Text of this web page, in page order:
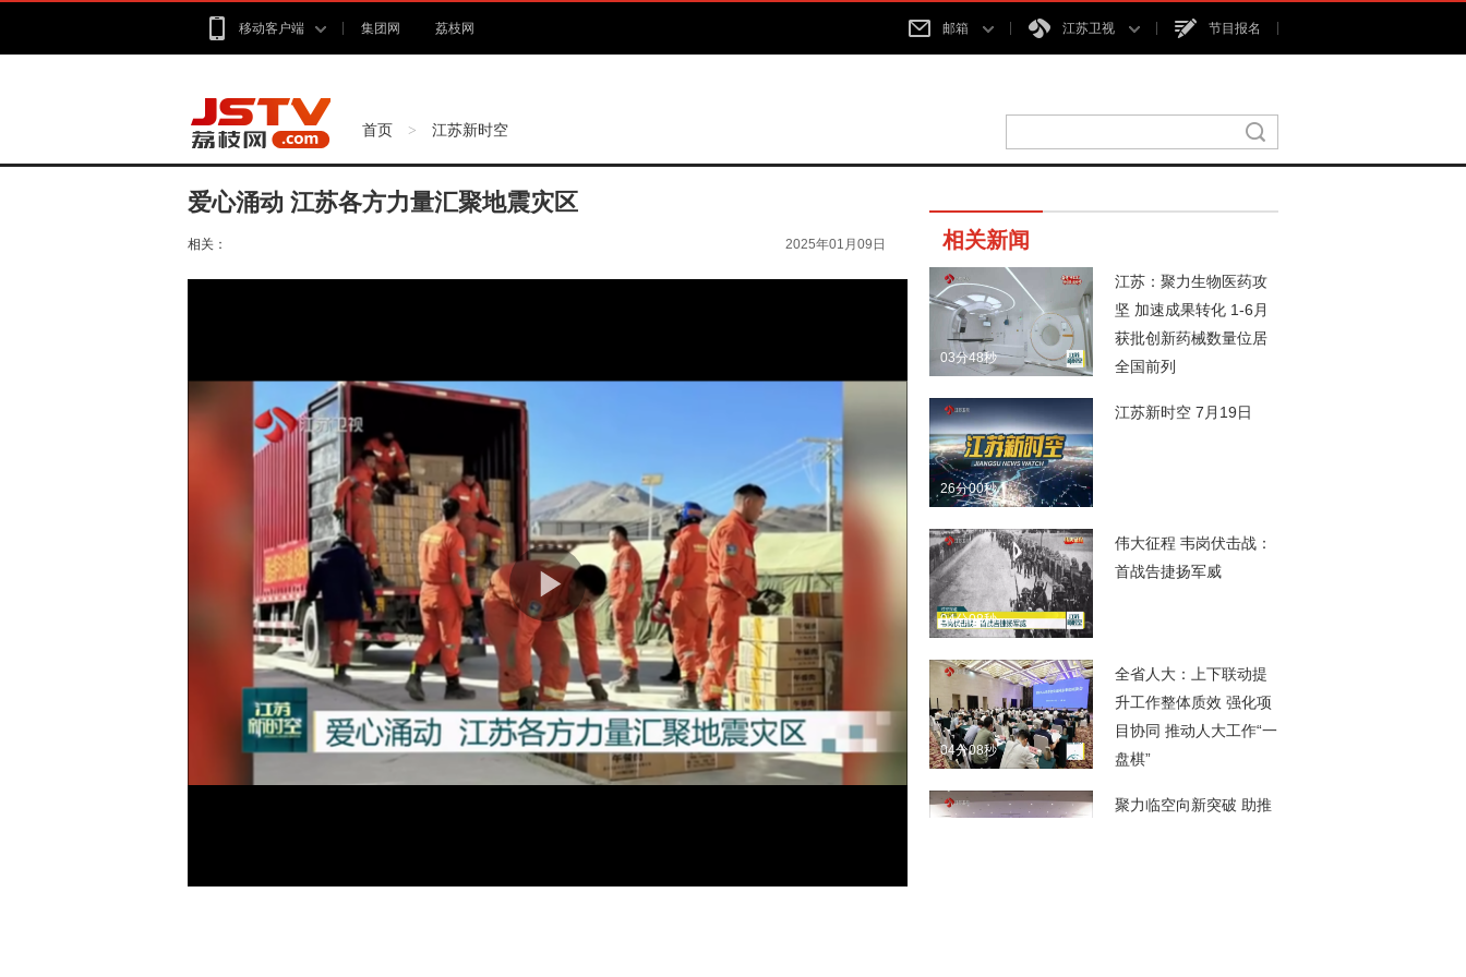
移动客户端 集团网 荔枝网 邮箱 江苏卫视 节目报名
首页 > 江苏新时空
爱心涌动 江苏各方力量汇聚地震灾区
相关： 2025年01月09日 相关新闻
03分48秒
江苏：聚力生物医药攻
坚 加速成果转化 1-6月
获批创新药械数量位居
全国前列
26分00秒
江苏新时空 7月19日
04分08秒
伟大征程 韦岗伏击战：
首战告捷扬军威
04分08秒
全省人大：上下联动提
升工作整体质效 强化项
目协同 推动人大工作“一
盘棋”
聚力临空向新突破 助推